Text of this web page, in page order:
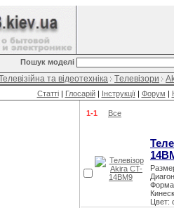
Пошук моделі
та відеотехніка Tелевізори
Статті| Глосарій| Інструкції| Форум |
1-1 Все
Цвет: